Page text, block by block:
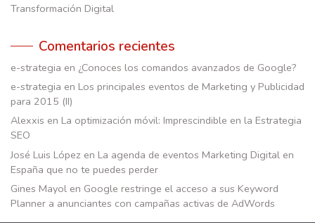
Transformación Digital
Comentarios recientes
e-strategia en ¿Conoces los comandos avanzados de Google?
e-strategia en Los principales eventos de Marketing y Publicidad
para 2015 (II)
Alexxis en La optimización móvil: Imprescindible en la Estrategia
SEO
José Luis López en La agenda de eventos Marketing Digital en
España que no te puedes perder
Gines Mayol en Google restringe el acceso a sus Keyword
Planner a anunciantes con campañas activas de AdWords